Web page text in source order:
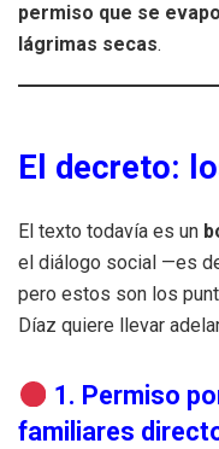
permiso que se
lágrimas secas.
El decreto:
El texto todavía es un
el diálogo social —es
pero estos son los
Díaz quiere llevar
1. Permiso
familiares